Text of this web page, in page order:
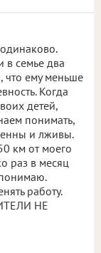
в семье два
что ему меньше
Когда
детей,
понимать,
и лживы.
км от моего
раз в месяц
работу.
НЕ